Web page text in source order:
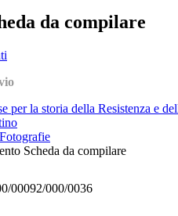
da compilare
per la storia della Resistenza e
Fotografie
Scheda da compilare
00092/000/0036